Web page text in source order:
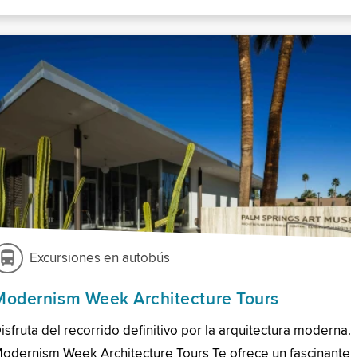
Excursiones en autobús
Week Architecture Tours
del recorrido definitivo por la arquitectura moderna.
Week Architecture Tours Te ofrece un fascinante